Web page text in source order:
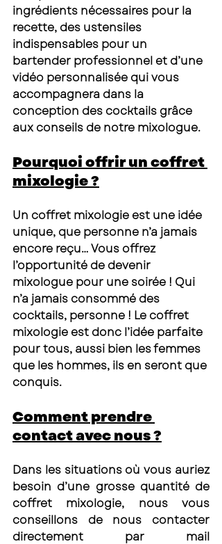
ingrédients nécessaires pour la
recette, des ustensiles
indispensables pour un
bartender professionnel et d’une
vidéo personnalisée qui vous
accompagnera dans la
conception des cocktails grâce
aux conseils de notre mixologue.
Pourquoi offrir un coffret
mixologie ?
Un coffret mixologie est une idée
unique, que personne n’a jamais
encore reçu… Vous offrez
l’opportunité de devenir
mixologue pour une soirée ! Qui
n’a jamais consommé des
cocktails, personne ! Le coffret
mixologie est donc l’idée parfaite
pour tous, aussi bien les femmes
que les hommes, ils en seront que
conquis.
Comment prendre
contact avec nous ?
Dans les situations où vous auriez
besoin d’une grosse quantité de
coffret mixologie, nous vous
conseillons de nous contacter